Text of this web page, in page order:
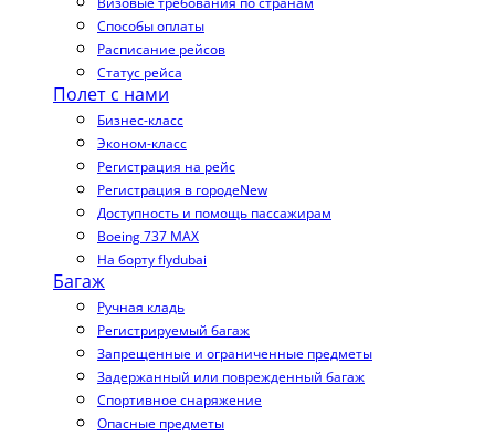
Способы оплаты
Расписание рейсов
Статус рейса
Полет с нами
Бизнес-класс
Эконом-класс
Регистрация на рейс
Регистрация в городеNew
Доступность и помощь пассажирам
Boeing 737 MAX
На борту flydubai
Багаж
Ручная кладь
Регистрируемый багаж
Запрещенные и ограниченные предметы
Задержанный или поврежденный багаж
Спортивное снаряжение
Опасные предметы